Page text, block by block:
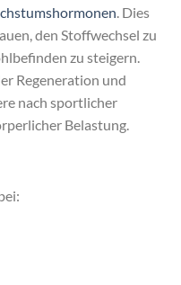
. Dies
den Stoffwechsel zu
zu steigern.
Regeneration und
nach sportlicher
Belastung.